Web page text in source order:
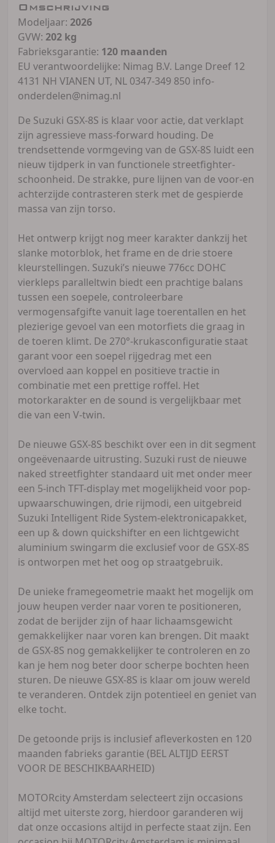
Omschrijving
Modeljaar: 2026
GVW: 202 kg
Fabrieksgarantie: 120 maanden
EU verantwoordelijke: Nimag B.V. Lange Dreef 12
4131 NH VIANEN UT, NL 0347-349 850 info-
onderdelen@nimag.nl
De Suzuki GSX-8S is klaar voor actie, dat verklapt
zijn agressieve mass-forward houding. De
trendsettende vormgeving van de GSX-8S luidt een
nieuw tijdperk in van functionele streetfighter-
schoonheid. De strakke, pure lijnen van de voor-en
achterzijde contrasteren sterk met de gespierde
massa van zijn torso.
Het ontwerp krijgt nog meer karakter dankzij het
slanke motorblok, het frame en de drie stoere
kleurstellingen. Suzuki’s nieuwe 776cc DOHC
vierkleps paralleltwin biedt een prachtige balans
tussen een soepele, controleerbare
vermogensafgifte vanuit lage toerentallen en het
plezierige gevoel van een motorfiets die graag in
de toeren klimt. De 270°-krukasconfiguratie staat
garant voor een soepel rijgedrag met een
overvloed aan koppel en positieve tractie in
combinatie met een prettige roffel. Het
motorkarakter en de sound is vergelijkbaar met
die van een V-twin.
De nieuwe GSX-8S beschikt over een in dit segment
ongeëvenaarde uitrusting. Suzuki rust de nieuwe
naked streetfighter standaard uit met onder meer
een 5-inch TFT-display met mogelijkheid voor pop-
upwaarschuwingen, drie rijmodi, een uitgebreid
Suzuki Intelligent Ride System-elektronicapakket,
een up & down quickshifter en een lichtgewicht
aluminium swingarm die exclusief voor de GSX-8S
is ontworpen met het oog op straatgebruik.
De unieke framegeometrie maakt het mogelijk om
jouw heupen verder naar voren te positioneren,
zodat de berijder zijn of haar lichaamsgewicht
gemakkelijker naar voren kan brengen. Dit maakt
de GSX-8S nog gemakkelijker te controleren en zo
kan je hem nog beter door scherpe bochten heen
sturen. De nieuwe GSX-8S is klaar om jouw wereld
te veranderen. Ontdek zijn potentieel en geniet van
elke tocht.
De getoonde prijs is inclusief afleverkosten en 120
maanden fabrieks garantie (BEL ALTIJD EERST
VOOR DE BESCHIKBAARHEID)
MOTORcity Amsterdam selecteert zijn occasions
altijd met uiterste zorg, hierdoor garanderen wij
dat onze occasions altijd in perfecte staat zijn. Een